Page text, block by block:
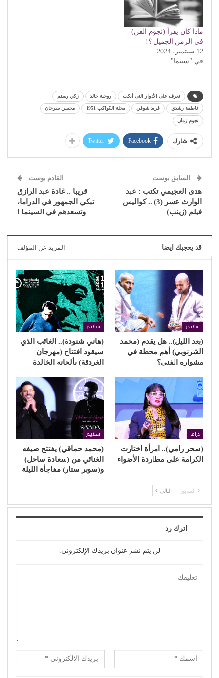
ماذا كان يقرأ (نجوم الفن)
في الزمن الجميل ؟!
12 سبتمبر، 2024
في "سينما"
تعرف على الأدوار التى أبكت روحية خالد زكي رستم
فاطمة رشدي فريد شوقي مجلة الكواكب 1951 محسن سرحان
نجوم زمان
شارك Facebook
Twitter
السابق بوست
هدى العجيمي تكتب : عبد
الوارث عسر (3) .. كواليس
فيلم (زينب)
القادم بوست
قريبا .. غادة عبد الرازق
تبكي الجمهور في الدراما،
وتسعدهم في السينما !
قد يعجبك ايضا المزيد عن المؤلف
سلايدر
(بعد الليل).. هل يقدم (محمد
الشرنوبي) أهم محطة في
مشواره الفني؟
سلايدر
(هاني شنودة).. الغائب الذي
سيقود افتتاح (مهرجان
الغردقة) بألحانه الخالدة
دراما
(سحر رامي).. امرأة اختارت
الكرامة على مطاردة الأضواء
سلايدر
(محمد حماقي) يفتتح صيفه
الغنائي من (سعادة ساحل)
و(سوبر ستار) مفاجأة الليلة
السابق التالي
اترك رد
لن يتم نشر عنوان بريدك الإلكتروني.